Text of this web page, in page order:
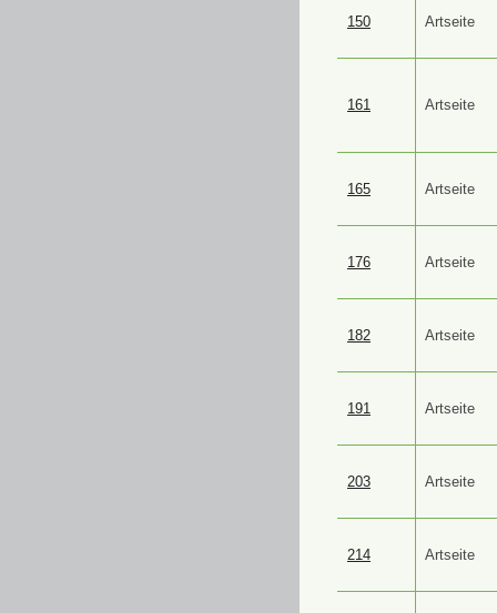
150 Artseite
161 Artseite
165 Artseite
176 Artseite
182 Artseite
191 Artseite
203 Artseite
214 Artseite